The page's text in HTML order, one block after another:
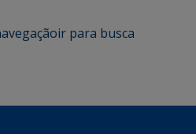
ir para busca